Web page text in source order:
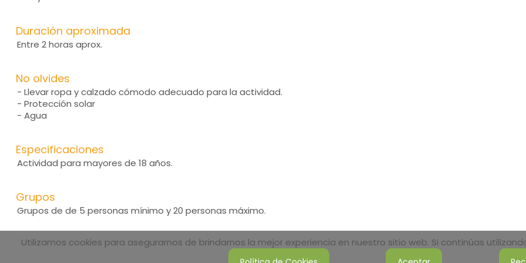
Duración aproximada
Entre 2 horas aprox.
No olvides
- Llevar ropa y calzado cómodo adecuado para la actividad.
- Protección solar
- Agua
Especificaciones
Actividad para mayores de 18 años.
Grupos
Grupos de de 5 personas mínimo y 20 personas máximo.
Utilizamos cookies para asegurarnos de brindarnos la mejor experiencia en nuestro sitio web. Si continúas